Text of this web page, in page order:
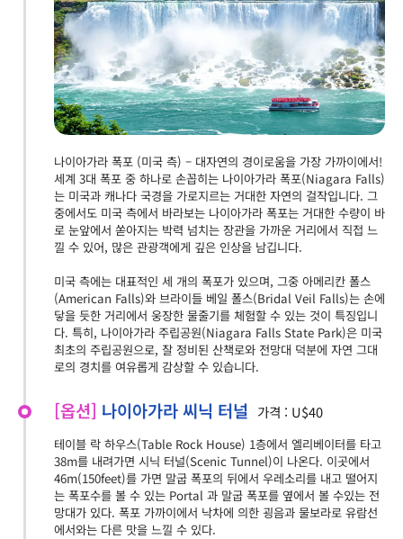
나이아가라 폭포 (미국 측) – 대자연의 경이로움을 가장 가까이에서!
세계 3대 폭포 중 하나로 손꼽히는 나이아가라 폭포(Niagara Falls)
는 미국과 캐나다 국경을 가로지르는 거대한 자연의 걸작입니다. 그
중에서도 미국 측에서 바라보는 나이아가라 폭포는 거대한 수량이 바
로 눈앞에서 쏟아지는 박력 넘치는 장관을 가까운 거리에서 직접 느
낄 수 있어, 많은 관광객에게 깊은 인상을 남깁니다.
미국 측에는 대표적인 세 개의 폭포가 있으며, 그중 아메리칸 폴스
(American Falls)와 브라이들 베일 폴스(Bridal Veil Falls)는 손에
닿을 듯한 거리에서 웅장한 물줄기를 체험할 수 있는 것이 특징입니
다. 특히, 나이아가라 주립공원(Niagara Falls State Park)은 미국
최초의 주립공원으로, 잘 정비된 산책로와 전망대 덕분에 자연 그대
로의 경치를 여유롭게 감상할 수 있습니다.
[옵션] 나이아가라 씨닉 터널 가격 : U$40
테이블 락 하우스(Table Rock House) 1층에서 엘리베이터를 타고
38m를 내려가면 시닉 터널(Scenic Tunnel)이 나온다. 이곳에서
46m(150feet)를 가면 말굽 폭포의 뒤에서 우레소리를 내고 떨어지
는 폭포수를 볼 수 있는 Portal 과 말굽 폭포를 옆에서 볼 수있는 전
망대가 있다. 폭포 가까이에서 낙차에 의한 굉음과 물보라로 유람선
에서와는 다른 맛을 느낄 수 있다.